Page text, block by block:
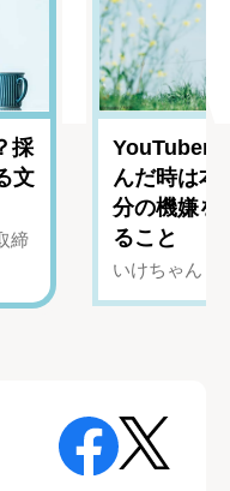
採
文
締
YouTuber
んだ時は
分の機嫌を
ること
いけちゃん（